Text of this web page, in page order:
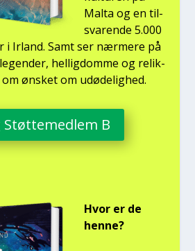
Mal­ta og en til­
sva­ren­de 5.000
i Irland. Samt ser nær­me­re på
hel­lig­dom­me og relik­
ønsket om udø­de­lig­hed.
B
Hvor er de
hen­ne?